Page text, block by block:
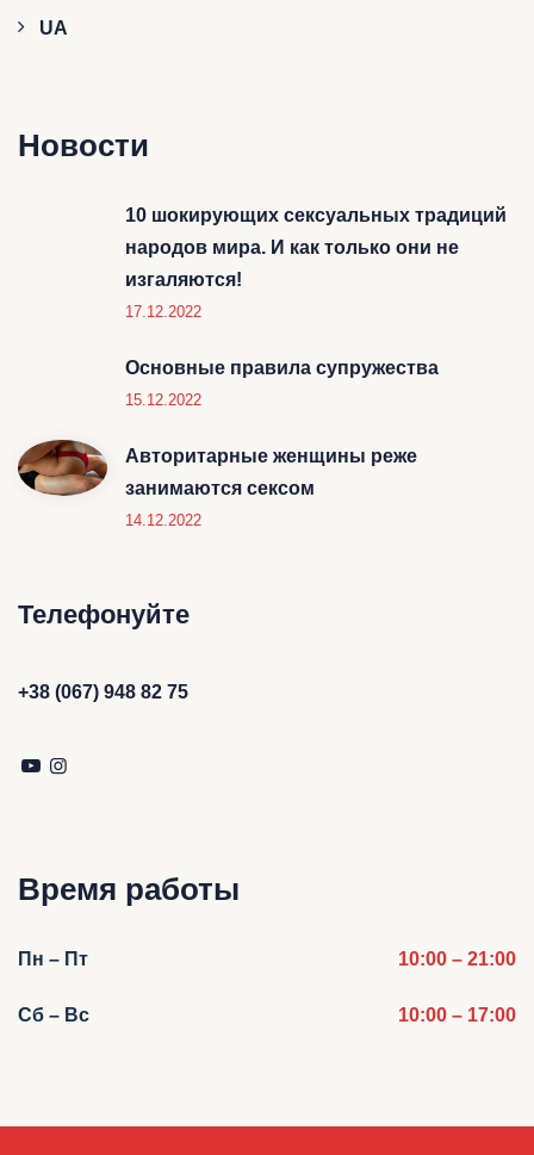
UA
Новости
10 шокирующих сексуальных традиций
народов мира. И как только они не
изгаляются!
17.12.2022
Основные правила супружества
15.12.2022
Авторитарные женщины реже
занимаются сексом
14.12.2022
Телефонуйте
+38 (067) 948 82 75
Время работы
Пн – Пт 10:00 – 21:00
Сб – Вс 10:00 – 17:00